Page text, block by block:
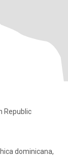
Republic
dominicana,